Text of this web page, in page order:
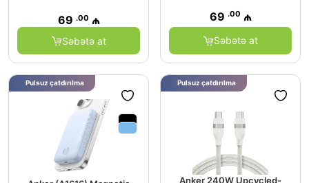
69 .00 ₼
Səbətə at
69 .00 ₼
Səbətə at
Pulsuz çatdırılma
Anker 240W Upcycled-
Pulsuz çatdırılma